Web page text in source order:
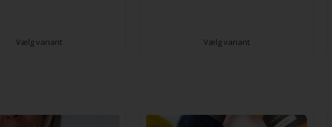
Vælg variant Vælg variant